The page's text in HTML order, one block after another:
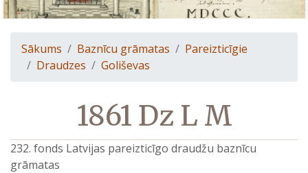
Sākums Baznīcu grāmatas
Pareizticīgie
Draudzes
Goliševas
1861 Dz L M
232. fonds Latvijas pareizticīgo draudžu baznīcu
grāmatas